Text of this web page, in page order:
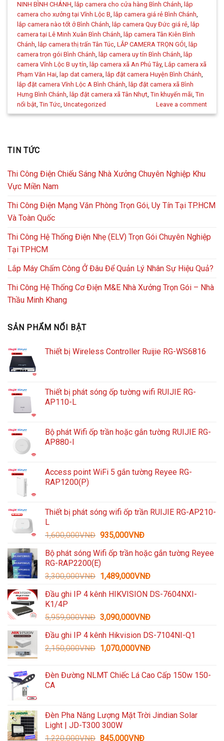
NINH BÌNH CHÁNH ,lắp camera cho cửa hàng Bình Chánh ,lắp
camera cho xưởng tại Vĩnh Lộc B ,lắp camera giá rẻ Bình Chánh
lắp camera nào tốt ở Bình Chánh ,lắp camera Quy Đức giá rẻ ,lắp
camera tại Lê Minh Xuân Bình Chánh ,lắp camera Tân Kiên Bình
Chánh ,lắp camera thị trấn Tân Túc ,LẮP CAMERA TRỌN GÓI ,lắp
camera trọn gói Bình Chánh ,lắp camera uy tín Bình Chánh ,lắp
camera Vĩnh Lộc B uy tín ,lắp camera xã An Phú Tây,Lắp camera xã
Phạm Văn Hai ,lap dat camera ,lắp đặt camera Huyện Bình Chánh
lắp đặt camera Vĩnh Lộc A Bình Chánh ,lắp đặt camera xã Bình
Hưng Bình Chánh ,lắp đặt camera xã Tân Nhựt ,Tin khuyến mãi ,Tin
nổi bật ,Tin Tức ,Uncategorized Leave a comment
TIN TỨC
Thi Công Điện Chiếu Sáng Nhà Xưởng Chuyên Nghiệp Khu
Vực Miền Nam
Thi Công Điện Mạng Văn Phòng Trọn Gói, Uy Tín Tại TP.HCM
Và Toàn Quốc
Thi Công Hệ Thống Điện Nhẹ (ELV) Trọn Gói Chuyên Nghiệp
Tại TPHCM
Lắp Máy Chấm Công Ở Đâu Để Quản Lý Nhân Sự Hiệu Quả?
Thi Công Hệ Thống Cơ Điện M&E Nhà Xưởng Trọn Gói – Nhà
Thầu Minh Khang
SẢN PHẨM NỔI BẬT
Thiết bị Wireless Controller Ruijie RG-WS6816
Thiết bị phát sóng ốp tường wifi RUIJIE RG-
AP110-L
Bộ phát Wifi ốp trần hoặc gắn tường RUIJIE RG-
AP880-I
Access point WiFi 5 gắn tường Reyee RG-
RAP1200(P)
Thiết bị phát sóng wifi ốp trần RUIJIE RG-AP210-
L
1,600,000VNĐ Giá
là:
1,600,000VNĐ.
935,000VNĐGiá
tại
935,000VNĐ.
Bộ phát sóng Wifi ốp trần hoặc gắn tường Reyee
RG-RAP2200(E)
3,300,000VNĐ Giá
là:
1,489,000VNĐGiá
tại
1,489,000VNĐ.
Đầu ghi IP 4 kênh HIKVISION DS-7604NXI-
K1/4P
5,959,000VNĐ Giá
là:
5,959,000VNĐ.
3,090,000VNĐGiá
tại
là:
Đầu ghi IP 4 kênh Hikvision DS-7104NI-Q1
2,150,000VNĐ Giá
2,150,000VNĐ.
1,070,000VNĐGiá
là:
Đèn Đường NLMT Chiếc Lá Cao Cấp 150w 150-
CA
Đèn Pha Năng Lượng Mặt Trời Jindian Solar
Light | JD-T300 300W
1,220,000VNĐ Giá
845,000VNĐGiá